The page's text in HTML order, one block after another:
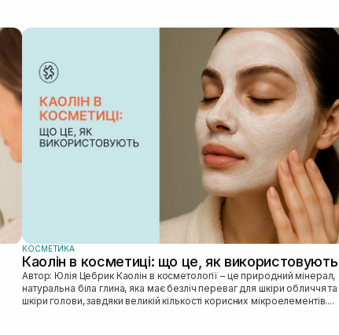
КОСМЕТИКА
Каолін в косметиці: що це, як використовують
Автор: Юлія Цебрик Каолін в косметології – це природний мінерал,
натуральна біла глина, яка має безліч переваг для шкіри обличчя та
шкіри голови, завдяки великій кількості корисних мікроелементів....